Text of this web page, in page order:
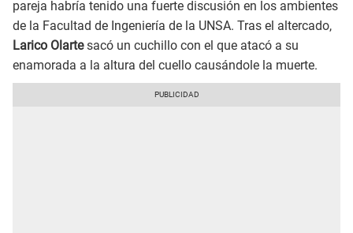
pareja habría tenido una fuerte discusión en los ambientes
de la Facultad de Ingeniería de la UNSA. Tras el altercado,
Larico Olartesacó un cuchillo con el que atacó a su
enamorada a la altura del cuello causándole la muerte.